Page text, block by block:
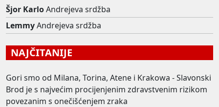
Šjor KarloAndrejeva srdžba
LemmyAndrejeva srdžba
NAJČITANIJE
Gori smo od Milana, Torina, Atene i Krakowa - Slavonski
Brod je s najvećim procijenjenim zdravstvenim rizikom
povezanim s onečišćenjem zraka